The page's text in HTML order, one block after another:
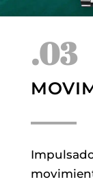
.03